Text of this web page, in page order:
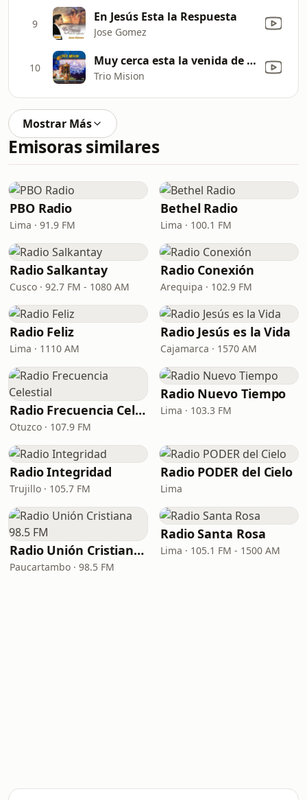
9 En Jesús Esta la Respuesta
Jose Gomez
10 Muy cerca esta la venida de Jesús
Trio Mision
Mostrar Más
Emisoras similares
PBO Radio
Lima · 91.9 FM
Bethel Radio
Lima · 100.1 FM
Radio Salkantay
Cusco · 92.7 FM - 1080 AM
Radio Conexión
Arequipa · 102.9 FM
Radio Feliz
Lima · 1110 AM
Radio Jesús es la Vida
Cajamarca · 1570 AM
Radio Frecuencia Celestial
Otuzco · 107.9 FM
Radio Nuevo Tiempo
Lima · 103.3 FM
Radio Integridad
Trujillo · 105.7 FM
Radio PODER del Cielo
Lima
Radio Unión Cristiana 98.5 FM
Paucartambo · 98.5 FM
Radio Santa Rosa
Lima · 105.1 FM - 1500 AM